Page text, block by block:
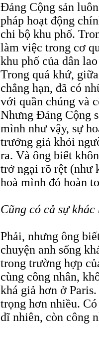
Đảng Cộng sản
pháp hoạt động
chi bộ khu phố.
làm việc trong cơ
khu phố của dân
Trong quá khứ,
chẳng hạn, đã có
với quần chúng và
Nhưng Đảng Cộng
mình như vậy, sự
trưởng giả khỏi
ra. Và ông biết
trở ngại rõ rệt (như
hoà mình đó hoàn
Cũng có cả sự
Phải, nhưng ông
chuyện anh sống
trong trường hợp
cùng công nhân,
khá giả hơn ở
trọng hơn nhiều.
dĩ nhiên, còn công